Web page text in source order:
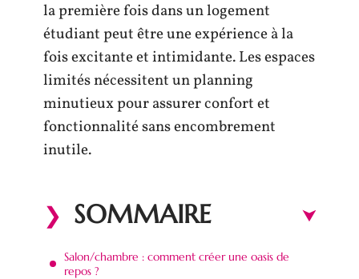
la première fois dans un logement
étudiant peut être une expérience à la
fois excitante et intimidante. Les espaces
limités nécessitent un planning
minutieux pour assurer confort et
fonctionnalité sans encombrement
inutile.
SOMMAIRE
Salon/chambre : comment créer une oasis de
repos ?